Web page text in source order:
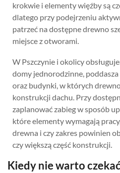
krokwie i elementy więźby są
dlatego przy podejrzeniu
patrzeć na dostępne drewno
miejsce z otworami.
W Pszczynie i okolicy
domy jednorodzinne,
oraz budynki, w których
konstrukcji dachu. Przy
zaplanować zabieg w sposób
które elementy wymagają
drewna i czy zakres powinien
czy większą część konstrukcji.
Kiedy nie warto